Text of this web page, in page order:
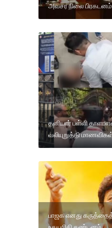
அவசர நிலை பிரகடனம்
தனியார் பள்ளி
வலியுறுத்தி
பாஜக எனது கருத்தைத்